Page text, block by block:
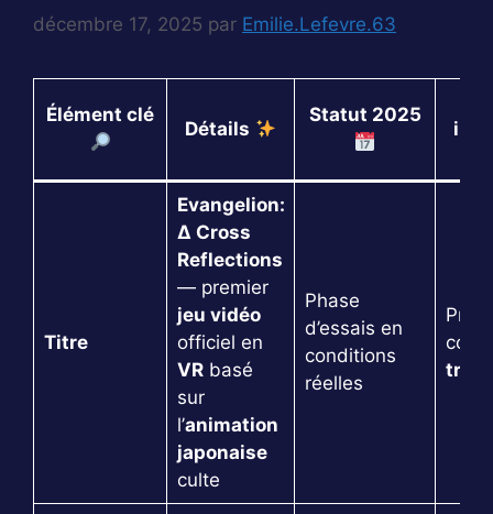
décembre 17, 2025 par Emilie.Lefevre.63
Élément clé
Détails
Statut 2025
Titre
Evangelion:
Δ Cross
Reflections
— premier
jeu vidéo
officiel en
VRbasé
sur
l’animation
japonaise
culte
Phase
d’essais en
conditions
réelles